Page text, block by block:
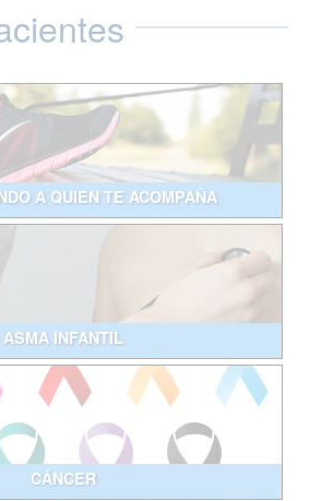
A QUIEN TE ACOMPAÑA
ASMA INFANTIL
CÁNCER